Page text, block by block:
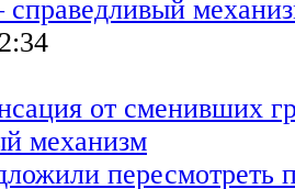
от сменивших
механизм